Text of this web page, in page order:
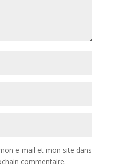
e-mail et mon site dans
commentaire.